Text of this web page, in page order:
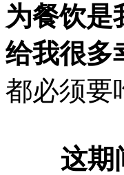
为餐饮是
给我很多
都必须要
这期间